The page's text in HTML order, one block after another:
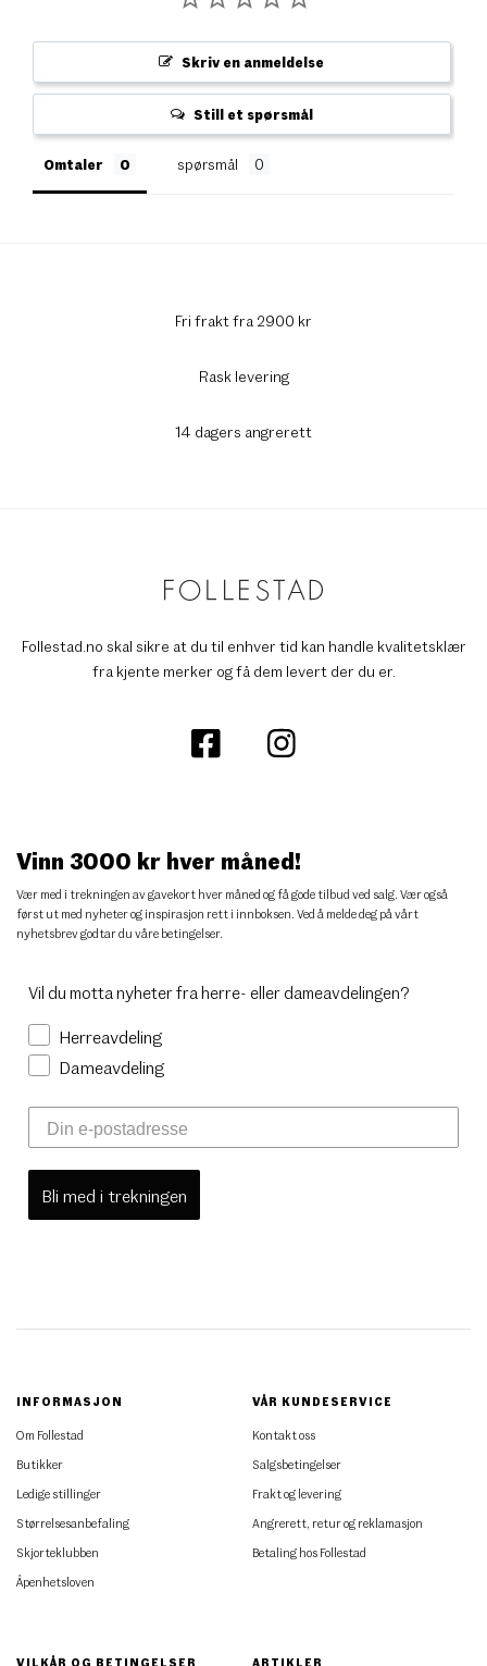
Skriv en anmeldelse
Still et spørsmål
Omtaler spørsmål
Fri frakt fra 2900 kr
Rask levering
14 dagers angrerett
Follestad.no skal sikre at du til enhver tid kan handle kvalitetsklær
fra kjente merker og få dem levert der du er.
Vinn 3000 kr hver måned!
Vær med i trekningen av gavekort hver måned og få gode tilbud ved salg. Vær også
først ut med nyheter og inspirasjon rett i innboksen. Ved å melde deg på vårt
nyhetsbrev godtar du våre betingelser.
Vil du motta nyheter fra herre- eller dameavdelingen?
Herreavdeling
Dameavdeling
Bli med i trekningen
INFORMASJON
Om Follestad
Butikker
Ledige stillinger
Størrelsesanbefaling
Skjorteklubben
Åpenhetsloven
VÅR KUNDESERVICE
Kontakt oss
Salgsbetingelser
Frakt og levering
Angrerett, retur og reklamasjon
Betaling hos Follestad
VILKÅR OG BETINGELSER ARTIKLER